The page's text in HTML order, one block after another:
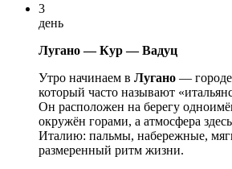
3
день
Лугано — Кур — Вадуц
Утро начинаем в Лугано —
который часто называют
Он расположен на берегу
окружён горами, а атмосфера
Италию: пальмы, набережные,
размеренный ритм жизни.